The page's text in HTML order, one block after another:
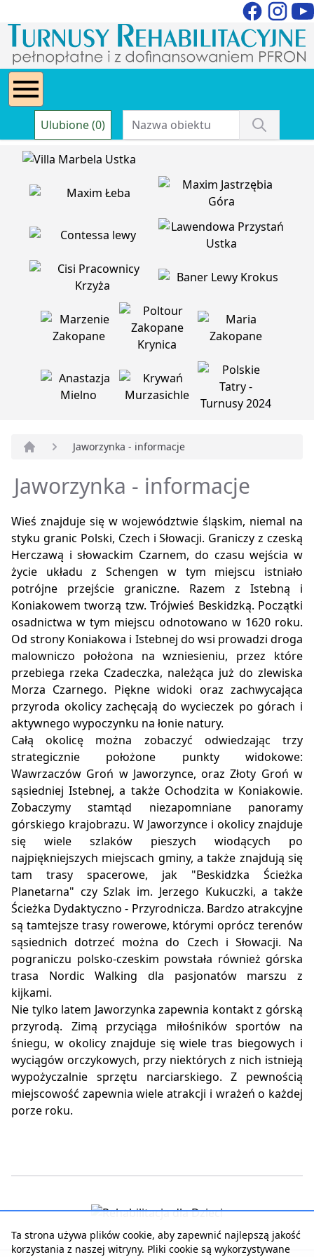
Ulubione (0)
Jaworzynka - informacje
Jaworzynka - informacje
Wieś znajduje się w województwie śląskim, niemal na
styku granic Polski, Czech i Słowacji. Graniczy z czeską
Herczawą i słowackim Czarnem, do czasu wejścia w
życie układu z Schengen w tym miejscu istniało
potrójne przejście graniczne. Razem z Istebną i
Koniakowem tworzą tzw. Trójwieś Beskidzką. Początki
osadnictwa w tym miejscu odnotowano w 1620 roku.
Od strony Koniakowa i Istebnej do wsi prowadzi droga
malowniczo położona na wzniesieniu, przez które
przebiega rzeka Czadeczka, należąca już do zlewiska
Morza Czarnego. Piękne widoki oraz zachwycająca
przyroda okolicy zachęcają do wycieczek po górach i
aktywnego wypoczynku na łonie natury.
Całą okolicę można zobaczyć odwiedzając trzy
strategicznie położone punkty widokowe:
Wawrzaczów Groń w Jaworzynce, oraz Złoty Groń w
sąsiedniej Istebnej, a także Ochodzita w Koniakowie.
Zobaczymy stamtąd niezapomniane panoramy
górskiego krajobrazu. W Jaworzynce i okolicy znajduje
się wiele szlaków pieszych wiodących po
najpiękniejszych miejscach gminy, a także znajdują się
tam trasy spacerowe, jak "Beskidzka Ścieżka
Planetarna" czy Szlak im. Jerzego Kukuczki, a także
Ścieżka Dydaktyczno - Przyrodnicza. Bardzo atrakcyjne
są tamtejsze trasy rowerowe, którymi oprócz terenów
sąsiednich dotrzeć można do Czech i Słowacji. Na
pograniczu polsko-czeskim powstała również górska
trasa Nordic Walking dla pasjonatów marszu z
kijkami.
Nie tylko latem Jaworzynka zapewnia kontakt z górską
przyrodą. Zimą przyciąga miłośników sportów na
śniegu, w okolicy znajduje się wiele tras biegowych i
wyciągów orczykowych, przy niektórych z nich istnieją
wypożyczalnie sprzętu narciarskiego. Z pewnością
miejscowość zapewnia wiele atrakcji i wrażeń o każdej
porze roku.
Ta strona używa plików cookie, aby zapewnić najlepszą jakość
korzystania z naszej witryny. Pliki cookie są wykorzystywane